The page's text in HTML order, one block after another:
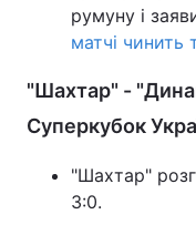
румуну і
матчі чинить
"Шахтар" -
Суперкубок
"Шахтар"
3:0.